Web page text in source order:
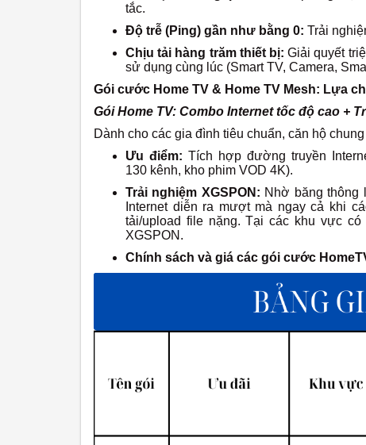
tắc.
Độ trễ (Ping) gần như bằng 0: Trải
Chịu tải hàng trăm thiết bị: Giải quyết
sử dụng cùng lúc (Smart TV, Camera,
Gói cước Home TV & Home TV Mesh: Lựa
Gói Home TV: Combo Internet tốc độ cao +
Dành cho các gia đình tiêu chuẩn, căn hộ
Ưu điểm: Tích hợp đường truyền
130 kênh, kho phim VOD 4K).
Trải nghiệm XGSPON: Nhờ băng thông
Internet diễn ra mượt mà ngay cả khi
tải/upload file nặng. Tại các khu vực
XGSPON.
Chính sách và giá các gói cước